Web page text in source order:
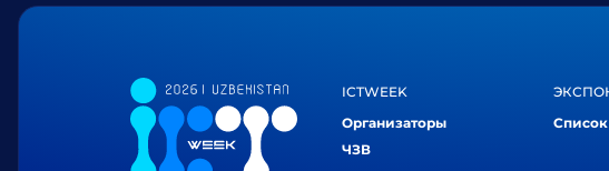
ICTWEEK
Организаторы
ЧЗВ
Список